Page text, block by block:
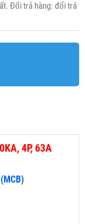
Đổi trả hàng: đổi trả
4P, 63A